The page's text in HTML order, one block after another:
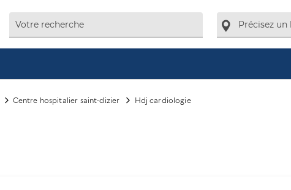
Centre hospitalier saint-dizier Hdj cardiologie